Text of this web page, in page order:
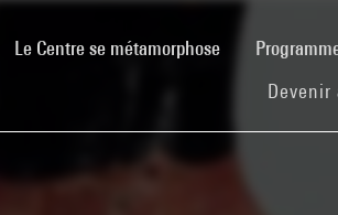
Le Centre se métamorphose(current)
Devenir